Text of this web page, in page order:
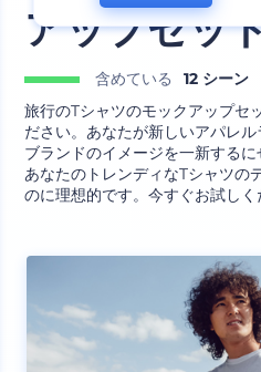
アップセッ
含めている
12 シーン
旅行のTシャツのモックアップセ
ださい。あなたが新しいアパレル
ブランドのイメージを一新する
あなたのトレンディなTシャツの
のに理想的です。今すぐお試しく